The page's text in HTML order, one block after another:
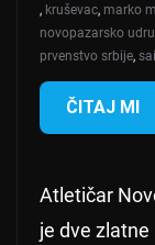
, kruševac, marko
novopazarsko
prvenstvo srbije,
ČITAJ MI
Atletičar
je dve